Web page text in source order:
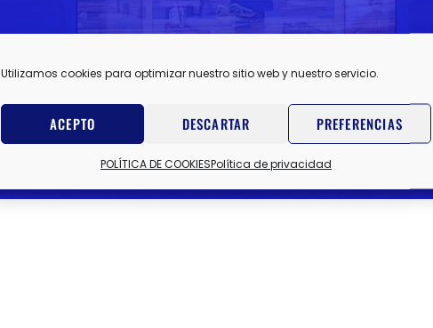
Utilizamos cookies para optimizar nuestro sitio web y nuestro servicio.
ACEPTO DESCARTAR PREFERENCIAS
POLÍTICA DE COOKIESPolítica de privacidad